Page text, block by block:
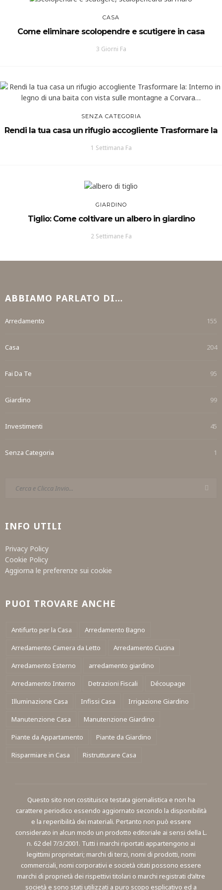
CASA
Come eliminare scolopendre e scutigere in casa
3 Giorni Fa
SENZA CATEGORIA
Rendi la tua casa un rifugio accogliente Trasformare la
1 Settimana Fa
GIARDINO
Tiglio: Come coltivare un albero in giardino
2 Settimane Fa
ABBIAMO PARLATO DI…
Arredamento 155
Casa 204
Fai Da Te 95
Giardino 99
Investimenti 45
Senza Categoria 1
INFO UTILI
Privacy Policy
Cookie Policy
Aggiorna le preferenze sui cookie
PUOI TROVARE ANCHE
Antifurto per la Casa
Arredamento Bagno
Arredamento Camera da Letto
Arredamento Cucina
Arredamento Esterno
arredamento giardino
Arredamento Interno
Detrazioni Fiscali
Découpage
Illuminazione Casa
Infissi Casa
Irrigazione Giardino
Manutenzione Casa
Manutenzione Giardino
Piante da Appartamento
Piante da Giardino
Risparmiare in Casa
Ristrutturare Casa
Questo sito non costituisce testata giornalistica e non ha
carattere periodico essendo aggiornato secondo la disponibilità
e la reperibilità dei materiali. Pertanto non può essere
considerato in alcun modo un prodotto editoriale ai sensi della L.
n. 62 del 7/3/2001. Tutti i marchi riportati appartengono ai
legittimi proprietari; marchi di terzi, nomi di prodotti, nomi
commerciali, nomi corporativi e società citati possono essere
marchi di proprietà dei rispettivi titolari o marchi registrati d’altre
società e sono stati utilizzati a puro scopo esplicativo ed a